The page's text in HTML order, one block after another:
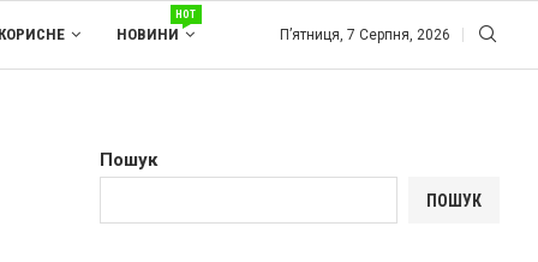
НОВИНИ
HOT
П’ятниця, 7 Серпня, 2026
Пошук
ПОШУК